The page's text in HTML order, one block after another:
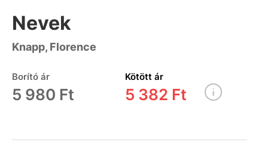
Nevek
Knapp, Florence
Borító ár
5 980 Ft
Kötött ár
5 382 Ft